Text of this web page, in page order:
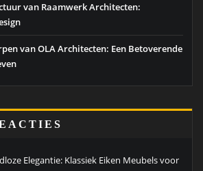
van Raamwerk Architecten:
van OLA Architecten: Een Betoverende
Elegantie: Klassiek Eiken Meubels voor